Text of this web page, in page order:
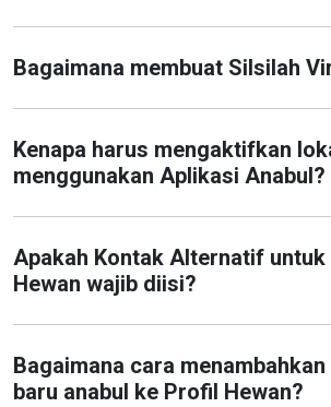
Bagaimana membuat Silsilah
Kenapa harus mengaktifkan
menggunakan Aplikasi Anabul?
Apakah Kontak Alternatif
Hewan wajib diisi?
Bagaimana cara
baru anabul ke Profil Hewan?